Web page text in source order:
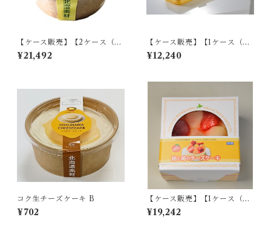
【ケース販売】【2ケース（計
36個入り）】れもんフロマー
ジュ B
¥21,492
【ケース販売】【1ケース（計1
8個入り）】バニラカタラーナ
＆プリン
¥12,240
コク生チーズケーキ B
¥702
【ケース販売】【1ケース（計1
8個入り）】BOX桃と苺のチ
ーズケーキ
¥19,242